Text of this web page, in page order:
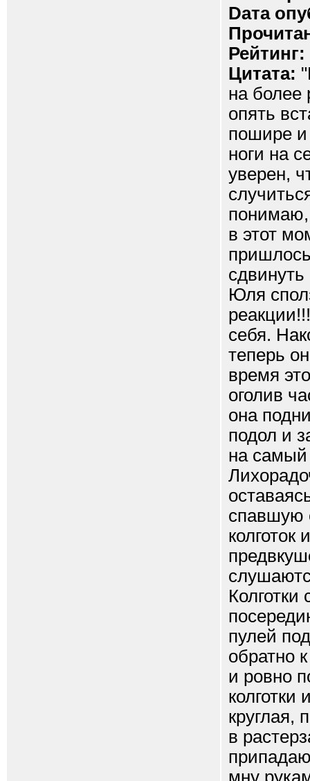
Dата
Рейтинг:
Цитата:
на более
опять
пошире и
ноги на
уверен,
понимаю,
в этот
Юля
себя.
теперь
время
оголив
она
подол и
на самый
спавшую
колготок
пулей
обратно
и ровно
колготки
круглая,
в
мну